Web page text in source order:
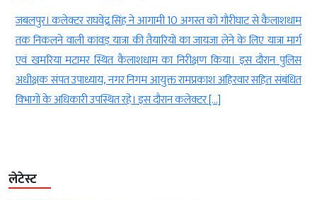
जबलपुर। कलेक्टर राघवेंद्र सिंह ने आगामी 10 अगस्त को गौरीघाट से कैलाशधाम
तक निकलने वाली कांवड़ यात्रा की तैयारियों का जायजा लेने के लिए यात्रा मार्ग
एवं खमरिया मटामर स्थित कैलाशधाम का निरीक्षण किया। इस दौरान पुलिस
अधीक्षक संपत उपाध्याय, नगर निगम आयुक्त रामप्रकाश अहिरवार सहित संबंधित
विभागों के अधिकारी उपस्थित रहे। इस दौरान कलेक्टर […]
लेटेस्ट